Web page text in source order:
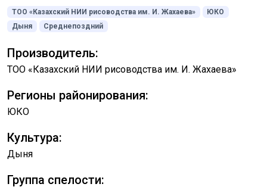
ТОО «Казахский НИИ рисоводства им. И. Жахаева»
ЮКО
Дыня
Среднепоздний
Производитель:
ТОО «Казахский НИИ рисоводства им. И. Жахаева»
Регионы районирования:
ЮКО
Культура:
Дыня
Группа спелости: